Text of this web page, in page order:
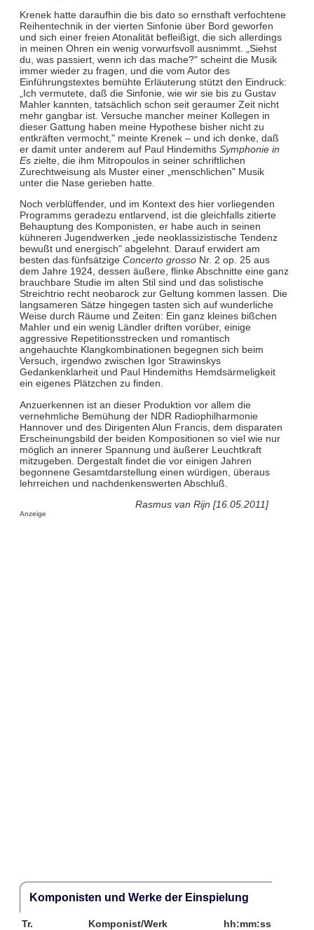
Krenek hatte daraufhin die bis dato so ernsthaft verfochtene
Reihentechnik in der vierten Sinfonie über Bord geworfen
und sich einer freien Atonalität befleißigt, die sich allerdings
in meinen Ohren ein wenig vorwurfsvoll ausnimmt. „Siehst
du, was passiert, wenn ich das mache?" scheint die Musik
immer wieder zu fragen, und die vom Autor des
Einführungstextes bemühte Erläuterung stützt den Eindruck:
„Ich vermutete, daß die Sinfonie, wie wir sie bis zu Gustav
Mahler kannten, tatsächlich schon seit geraumer Zeit nicht
mehr gangbar ist. Versuche mancher meiner Kollegen in
dieser Gattung haben meine Hypothese bisher nicht zu
entkräften vermocht," meinte Krenek – und ich denke, daß
er damit unter anderem auf Paul Hindemiths Symphonie in
Eszielte, die ihm Mitropoulos in seiner schriftlichen
Zurechtweisung als Muster einer „menschlichen" Musik
unter die Nase gerieben hatte.
Noch verblüffender, und im Kontext des hier vorliegenden
Programms geradezu entlarvend, ist die gleichfalls zitierte
Behauptung des Komponisten, er habe auch in seinen
kühneren Jugendwerken „jede neoklassizistische Tendenz
bewußt und energisch" abgelehnt. Darauf erwidert am
besten das fünfsätzige Concerto grossoNr. 2 op. 25 aus
dem Jahre 1924, dessen äußere, flinke Abschnitte eine ganz
brauchbare Studie im alten Stil sind und das solistische
Streichtrio recht neobarock zur Geltung kommen lassen. Die
langsameren Sätze hingegen tasten sich auf wunderliche
Weise durch Räume und Zeiten: Ein ganz kleines bißchen
Mahler und ein wenig Ländler driften vorüber, einige
aggressive Repetitionsstrecken und romantisch
angehauchte Klangkombinationen begegnen sich beim
Versuch, irgendwo zwischen Igor Strawinskys
Gedankenklarheit und Paul Hindemiths Hemdsärmeligkeit
ein eigenes Plätzchen zu finden.
Anzuerkennen ist an dieser Produktion vor allem die
vernehmliche Bemühung der NDR Radiophilharmonie
Hannover und des Dirigenten Alun Francis, dem disparaten
Erscheinungsbild der beiden Kompositionen so viel wie nur
möglich an innerer Spannung und äußerer Leuchtkraft
mitzugeben. Dergestalt findet die vor einigen Jahren
begonnene Gesamtdarstellung einen würdigen, überaus
lehrreichen und nachdenkenswerten Abschluß.
Rasmus van Rijn [16.05.2011]
Anzeige
Komponisten und Werke der Einspielung
Tr. Komponist/Werk
hh:mm:ss